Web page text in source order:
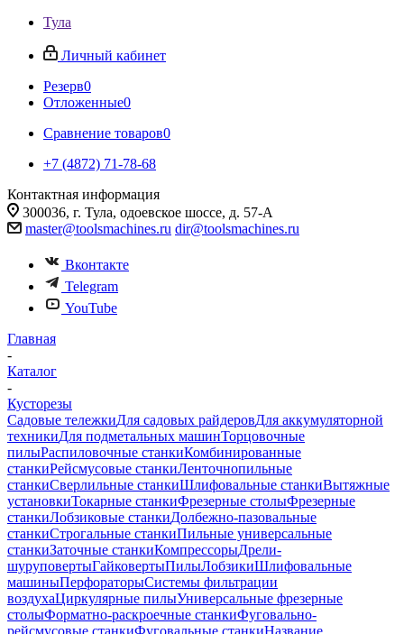
Тула
Личный кабинет
Резерв0
Отложенные0
Сравнение товаров0
+7 (4872) 71-78-68
Контактная информация
300036, г. Тула, одоевское шоссе, д. 57-А
master@toolsmachines.ru dir@toolsmachines.ru
Вконтакте
Telegram
YouTube
Главная
-
Каталог
-
Кусторезы
Садовые тележкиДля садовых райдеровДля аккумуляторной
техникиДля подметальных машинТорцовочные
пилыРаспиловочные станкиКомбинированные
станкиРейсмусовые станкиЛенточнопильные
станкиСверлильные станкиШлифовальные станкиВытяжные
установкиТокарные станкиФрезерные столыФрезерные
станкиЛобзиковые станкиДолбежно-пазовальные
станкиСтрогальные станкиПильные универсальные
станкиЗаточные станкиКомпрессорыДрели-
шуруповертыГайковертыПилыЛобзикиШлифовальные
машиныПерфораторыСистемы фильтрации
воздухаЦиркулярные пилыУниверсальные фрезерные
столыФорматно-раскроечные станкиФуговально-
рейсмусовые станкиФуговальные станкиНазвание